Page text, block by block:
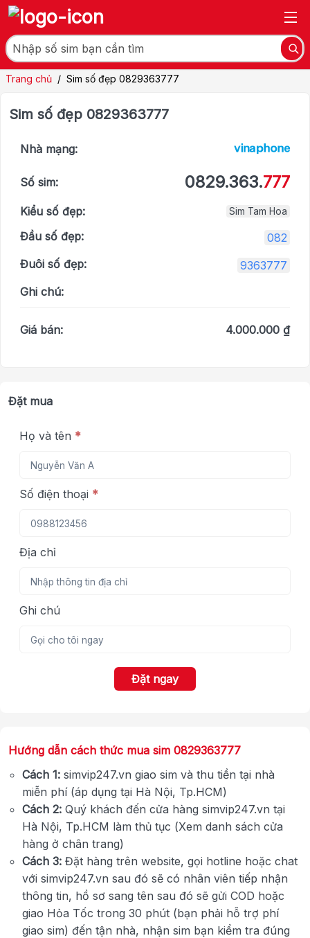
Trang chủ / Sim số đẹp 0829363777
Sim số đẹp 0829363777
Nhà mạng:
Số sim: 0829.363.777
Kiểu số đẹp: Sim Tam Hoa
Đầu số đẹp:
082
Đuôi số đẹp:
9363777
Ghi chú:
Giá bán: 4.000.000 ₫
Đặt mua
Họ và tên *
Số điện thoại *
Địa chỉ
Ghi chú
Đặt ngay
Hướng dẫn cách thức mua sim 0829363777
Cách 1: simvip247.vn giao sim và thu tiền tại nhà
miễn phí (áp dụng tại Hà Nội, Tp.HCM)
Cách 2: Quý khách đến cửa hàng simvip247.vn tại
Hà Nội, Tp.HCM làm thủ tục (Xem danh sách cửa
hàng ở chân trang)
Cách 3: Đặt hàng trên website, gọi hotline hoặc chat
với simvip247.vn sau đó sẽ có nhân viên tiếp nhận
thông tin, hồ sơ sang tên sau đó sẽ gửi COD hoặc
giao Hỏa Tốc trong 30 phút (bạn phải hỗ trợ phí
giao sim) đến tận nhà, nhận sim bạn kiểm tra đúng